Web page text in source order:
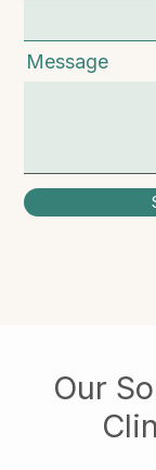
Message
Our